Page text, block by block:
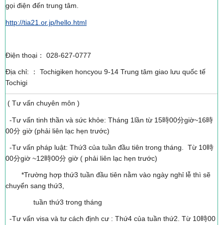
gọi điện đến trung tâm.
http://tia21.or.jp/hello.html
Điện thoại： 028-627-0777
Địa chỉ: ： Tochigiken honcyou 9-14 Trung tâm giao lưu quốc tế
Tochigi
( Tư vấn chuyên môn )
-Tư vấn tinh thần và sức khỏe: Tháng 1lần từ 15時00分giờ~16時
00分 giờ (phải liên lạc hẹn trước)
-Tư vấn pháp luật: Thứ3 của tuần đầu tiên trong tháng. Từ 10時
00分giờ ~12時00分 giờ ( phải liên lạc hẹn trước)
*Trường hợp thứ3 tuần đầu tiên nằm vào ngày nghỉ lễ thì sẽ
chuyển sang thứ3,
tuần thứ3 trong tháng
-Tư vấn visa và tư cách định cư : Thứ4 của tuần thứ2. Từ 10時00